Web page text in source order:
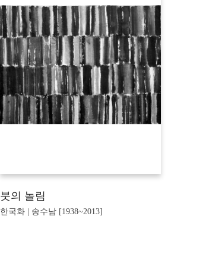
붓의 놀림
한국화 | 송수남 [1938~2013]